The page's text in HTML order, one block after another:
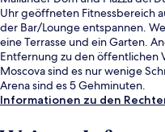
Uhr geöffneten Fitnessbereich
der Bar/Lounge entspannen.
eine Terrasse und ein Garten.
Entfernung zu den öffentlichen
Moscova sind es nur wenige
Arena sind es 5 Gehminuten.
Informationen zu den